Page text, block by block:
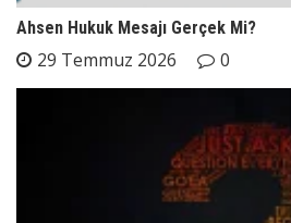
Ahsen Hukuk Mesajı Gerçek Mi?
29 Temmuz 2026 0